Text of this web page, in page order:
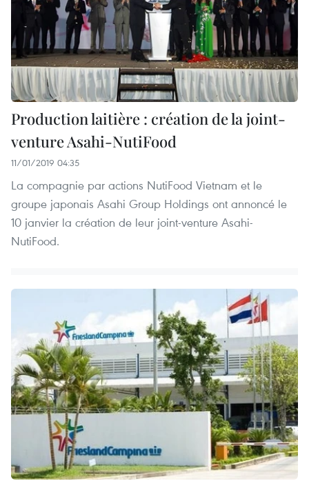
Production laitière : création de la joint-
venture Asahi-NutiFood
11/01/2019 04:35
La compagnie par actions NutiFood Vietnam et le
groupe japonais Asahi Group Holdings ont annoncé le
10 janvier la création de leur joint-venture Asahi-
NutiFood.